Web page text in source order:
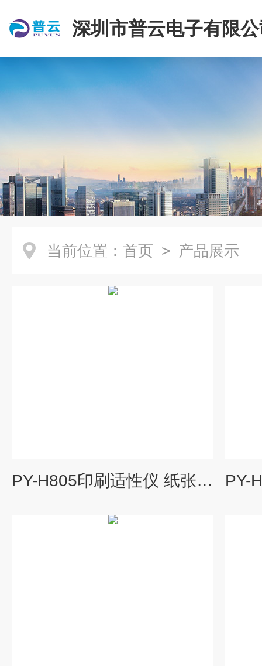
深圳市普云电子有限
当前位置： 首页 > 产品展示
PY-H805印刷适性仪 纸张拉毛仪 纸板表面强度测试仪